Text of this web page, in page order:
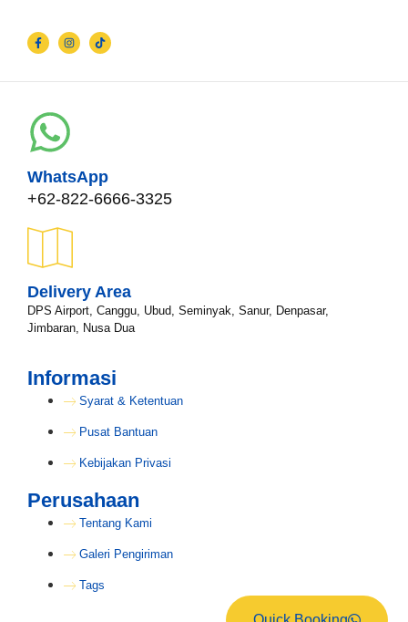
Lokasi Pengiriman & Pengembalian
WhatsApp
+62-822-6666-3325
Delivery Area
DPS Airport, Canggu, Ubud, Seminyak, Sanur, Denpasar,
Jimbaran, Nusa Dua
Informasi
Syarat & Ketentuan
Pusat Bantuan
Kebijakan Privasi
Perusahaan
Tentang Kami
Galeri Pengiriman
Tags